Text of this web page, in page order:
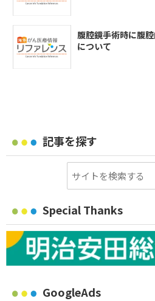
腹腔鏡手術時に腹
について
記事を探す
Special Thanks
GoogleAds